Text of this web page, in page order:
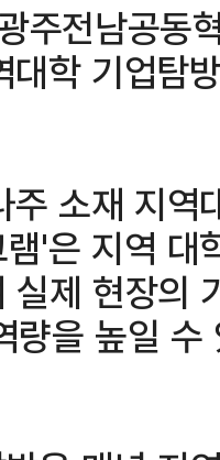
주전남공동
대학 기업탐
주 소재 지
'은 지역 대
제 현장의
량을 높일